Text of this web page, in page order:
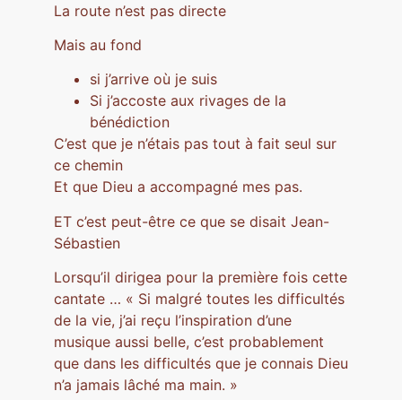
La route n’est pas directe
Mais au fond
si j’arrive où je suis
Si j’accoste aux rivages de la
bénédiction
C’est que je n’étais pas tout à fait seul sur
ce chemin
Et que Dieu a accompagné mes pas.
ET c’est peut-être ce que se disait Jean-
Sébastien
Lorsqu’il dirigea pour la première fois cette
cantate … « Si malgré toutes les difficultés
de la vie, j’ai reçu l’inspiration d’une
musique aussi belle, c’est probablement
que dans les difficultés que je connais Dieu
n’a jamais lâché ma main. »